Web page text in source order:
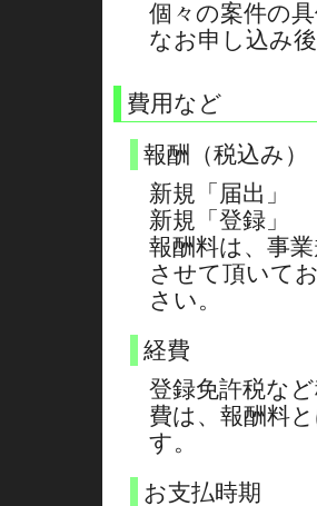
個々の案件の
なお申し込み
費用など
報酬（税込み）
新規「届出」
新規「登録」
報酬料は、事
させて頂いて
さい。
経費
登録免許税な
費は、報酬料
す。
お支払時期